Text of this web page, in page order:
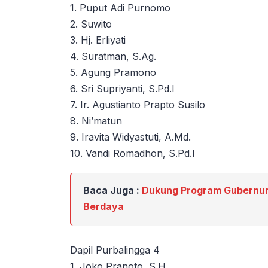
1. Puput Adi Purnomo
2. Suwito
3. Hj. Erliyati
4. Suratman, S.Ag.
5. Agung Pramono
6. Sri Supriyanti, S.Pd.I
7. Ir. Agustianto Prapto Susilo
8. Ni’matun
9. Iravita Widyastuti, A.Md.
10. Vandi Romadhon, S.Pd.I
Baca Juga : Dukung Program
Berdaya
Dapil Purbalingga 4